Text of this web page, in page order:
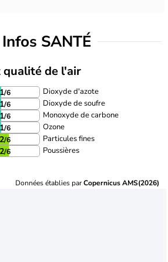
Infos SANTÉ
de l'air
1/6 Dioxyde d'azote
1/6 Dioxyde de soufre
1/6 Monoxyde de carbone
1/6 Ozone
2/6 Particules fines
2/6 Poussières
Données établies parCopernicus AMS(2026)